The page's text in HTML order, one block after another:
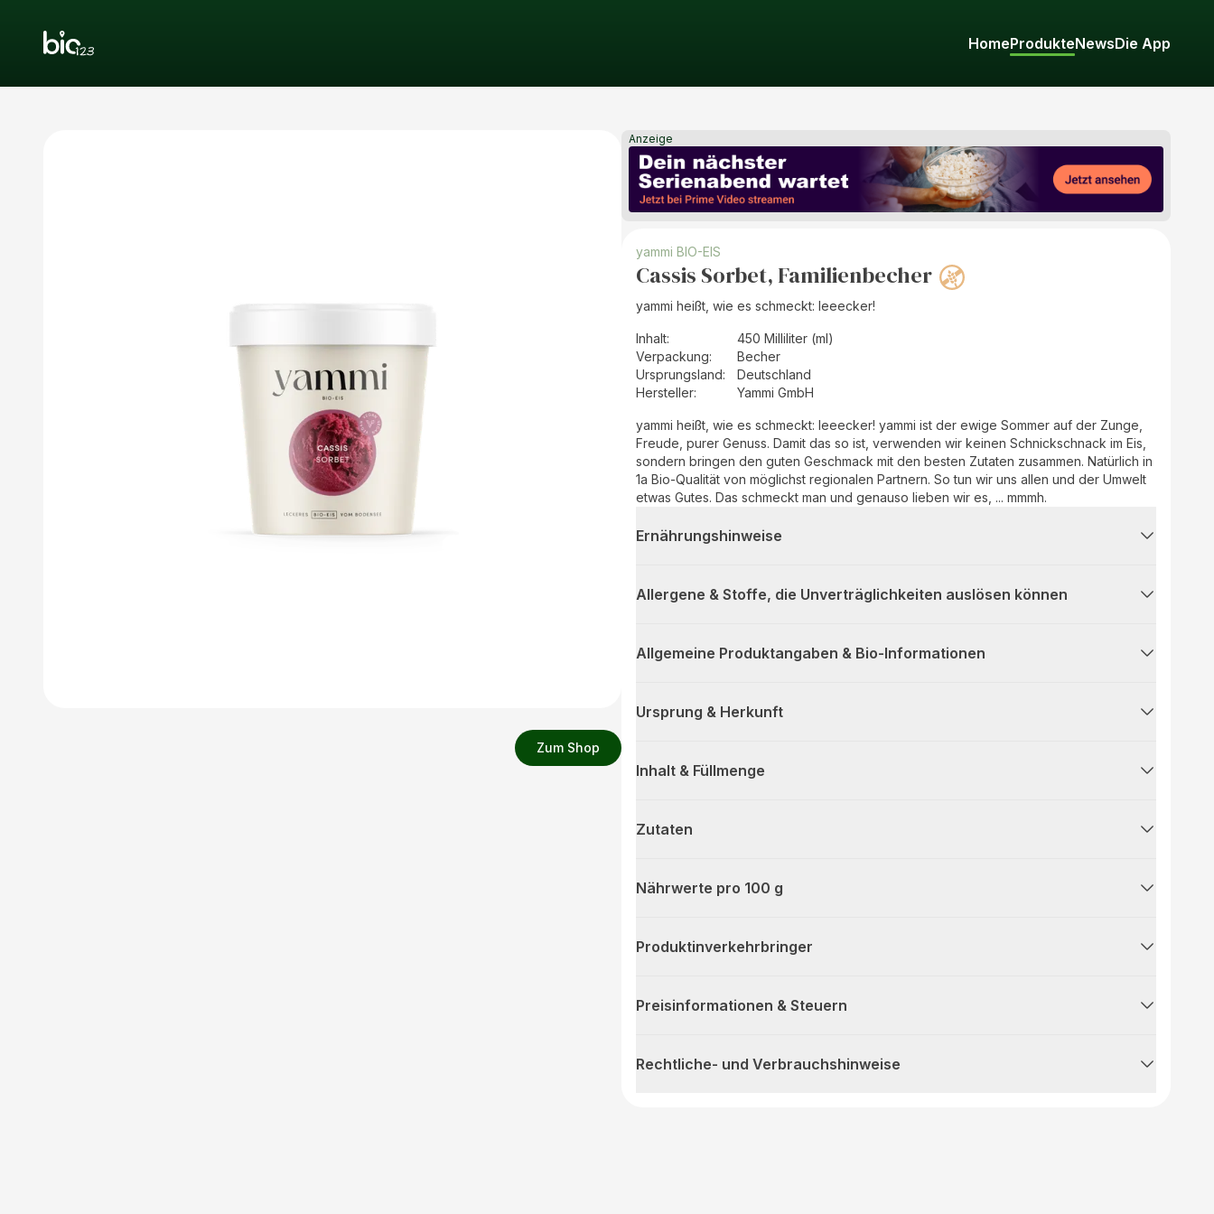
HomeProdukteNewsDie App
Zum Shop
Anzeige
yammi BIO-EIS
Cassis Sorbet, Familienbecher
yammi heißt, wie es schmeckt: leeecker!
Inhalt:
450 Milliliter (ml)
Verpackung:
Becher
Ursprungsland:
Deutschland
Hersteller: Yammi GmbH
yammi heißt, wie es schmeckt: leeecker! yammi ist der ewige Sommer auf der Zunge,
Freude, purer Genuss. Damit das so ist, verwenden wir keinen Schnickschnack im Eis,
sondern bringen den guten Geschmack mit den besten Zutaten zusammen. Natürlich in
1a Bio-Qualität von möglichst regionalen Partnern. So tun wir uns allen und der Umwelt
etwas Gutes. Das schmeckt man und genauso lieben wir es, ... mmmh.
Ernährungshinweise
Allergene & Stoffe, die Unverträglichkeiten auslösen können
Allgemeine Produktangaben & Bio-Informationen
Ursprung & Herkunft
Inhalt & Füllmenge
Zutaten
Nährwerte pro 100 g
Produktinverkehrbringer
Preisinformationen & Steuern
Rechtliche- und Verbrauchshinweise